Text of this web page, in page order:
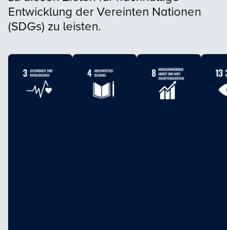
Entwicklung der Vereinten Nationen
(SDGs) zu leisten.